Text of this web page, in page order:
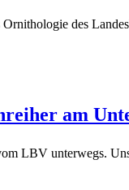
des
am
LBV unterwegs.